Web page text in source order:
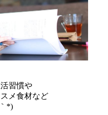
習慣や
メ食材など
*)